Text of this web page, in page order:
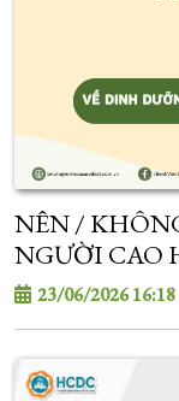
NÊN /
NGƯỜI CAO
23/06/2026 16:18